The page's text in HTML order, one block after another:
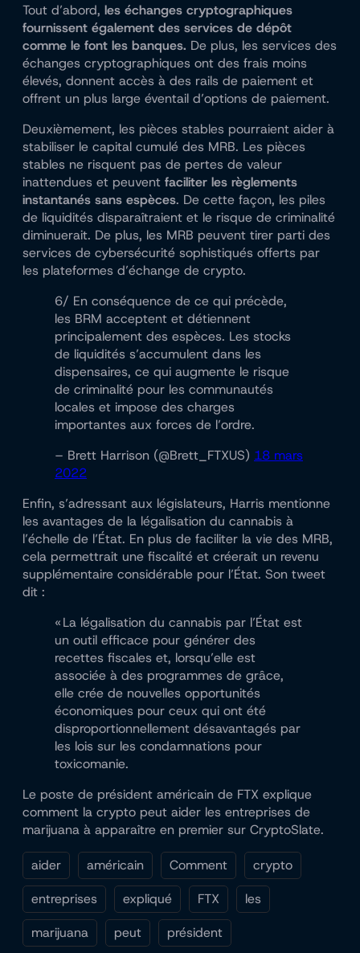
Tout d’abord, les échanges cryptographiques
fournissent également des services de dépôt
comme le font les banques. De plus, les services des
échanges cryptographiques ont des frais moins
élevés, donnent accès à des rails de paiement et
offrent un plus large éventail d’options de paiement.
Deuxièmement, les pièces stables pourraient aider à
stabiliser le capital cumulé des MRB. Les pièces
stables ne risquent pas de pertes de valeur
inattendues et peuvent faciliter les règlements
instantanés sans espèces. De cette façon, les piles
de liquidités disparaîtraient et le risque de criminalité
diminuerait. De plus, les MRB peuvent tirer parti des
services de cybersécurité sophistiqués offerts par
les plateformes d’échange de crypto.
6/ En conséquence de ce qui précède,
les BRM acceptent et détiennent
principalement des espèces. Les stocks
de liquidités s’accumulent dans les
dispensaires, ce qui augmente le risque
de criminalité pour les communautés
locales et impose des charges
importantes aux forces de l’ordre.
– Brett Harrison (@Brett_FTXUS) 18 mars
2022
Enfin, s’adressant aux législateurs, Harris mentionne
les avantages de la légalisation du cannabis à
l’échelle de l’État. En plus de faciliter la vie des MRB,
cela permettrait une fiscalité et créerait un revenu
supplémentaire considérable pour l’État. Son tweet
dit :
«La légalisation du cannabis par l’État est
un outil efficace pour générer des
recettes fiscales et, lorsqu’elle est
associée à des programmes de grâce,
elle crée de nouvelles opportunités
économiques pour ceux qui ont été
disproportionnellement désavantagés par
les lois sur les condamnations pour
toxicomanie.
Le poste de président américain de FTX explique
comment la crypto peut aider les entreprises de
marijuana à apparaître en premier sur CryptoSlate.
aider américain Comment
crypto
entreprises
expliqué FTX
les
marijuana
peut président